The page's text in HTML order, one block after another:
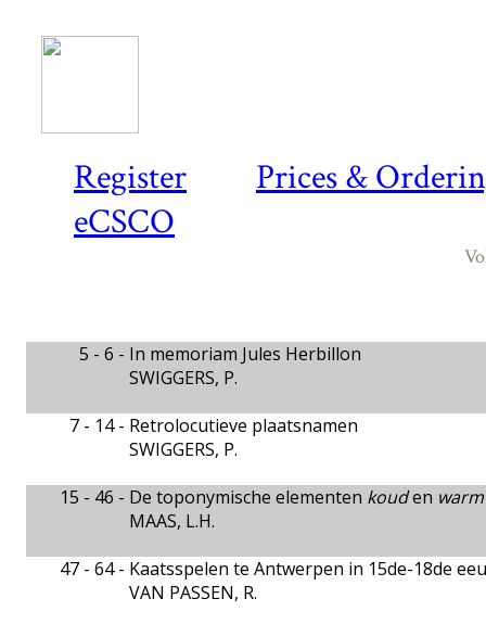
Register
Prices &
eCSCO
5 - 6 - In memoriam Jules Herbillon
SWIGGERS, P.
7 - 14 - Retrolocutieve plaatsnamen
SWIGGERS, P.
15 - 46 - De toponymische elementen kouden warm
MAAS, L.H.
47 - 64 - Kaatsspelen te Antwerpen in 15de-18de
VAN PASSEN, R.